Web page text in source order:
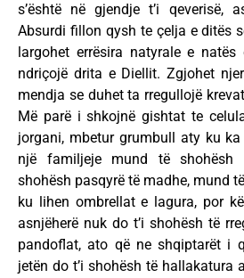
s’është në gjendje t’i qeverisë,
Absurdi fillon qysh te çelja e ditës
largohet errësira natyrale e
ndriçojë drita e Diellit. Zgjohet
mendja se duhet ta rregullojë
Më parë i shkojnë gishtat te
jorgani, mbetur grumbull aty ku
një familjeje mund të shohësh
shohësh pasqyrë të madhe, mund
ku lihen ombrellat e lagura, por
asnjëherë nuk do t’i shohësh të
pandoflat, ato që ne shqiptarët i
jetën do t’i shohësh të hallakatura